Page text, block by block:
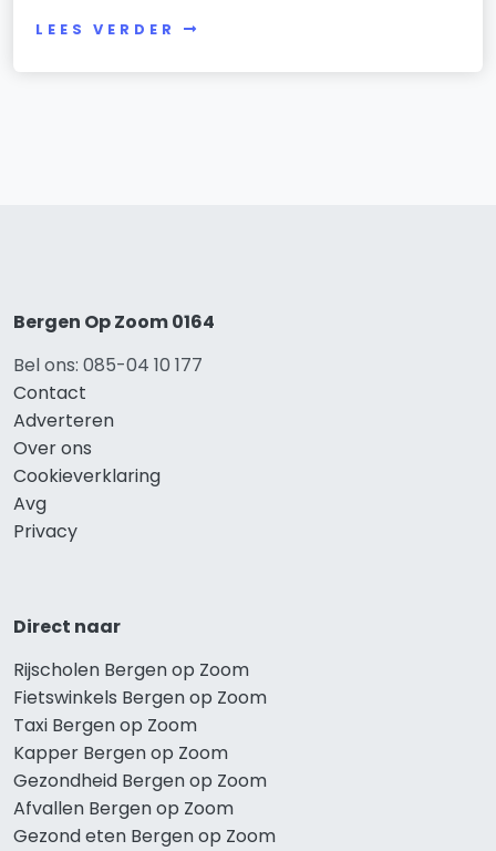
LEES VERDER
Bergen Op Zoom 0164
Bel ons: 085-04 10 177
Contact
Adverteren
Over ons
Cookieverklaring
Avg
Privacy
Direct naar
Rijscholen Bergen op Zoom
Fietswinkels Bergen op Zoom
Taxi Bergen op Zoom
Kapper Bergen op Zoom
Gezondheid Bergen op Zoom
Afvallen Bergen op Zoom
Gezond eten Bergen op Zoom